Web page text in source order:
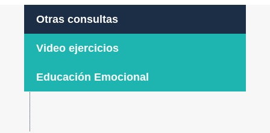
Otras consultas
Video ejercicios
Educación Emocional